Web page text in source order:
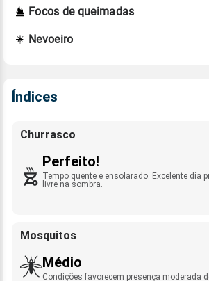
Focos de queimadas
Nevoeiro
Índices
Churrasco
Perfeito!
Tempo quente e ensolarado. Excelente dia
livre na sombra.
Mosquitos
Médio
Condições favorecem presença moderada